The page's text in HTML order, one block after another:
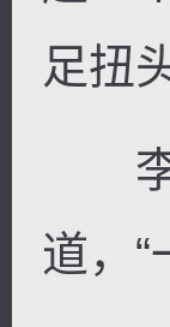
足扭
李
道，“